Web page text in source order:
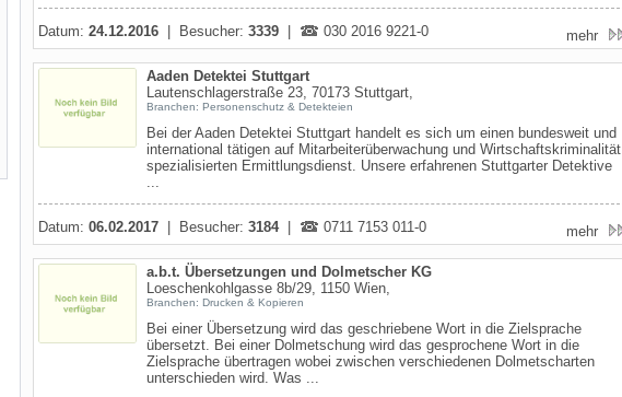
Datum: 24.12.2016 | Besucher: 3339 030 2016 9221-0 mehr
Aaden Detektei Stuttgart
Lautenschlagerstraße 23, 70173 Stuttgart,
Branchen: Personenschutz & Detekteien
Bei der Aaden Detektei Stuttgart handelt es sich um einen bundesweit und
international tätigen auf Mitarbeiterüberwachung und Wirtschaftskriminalität
spezialisierten Ermittlungsdienst. Unsere erfahrenen Stuttgarter Detektive
...
Datum: 06.02.2017 | Besucher: 3184| 0711 7153 011-0 mehr
a.b.t. Übersetzungen und Dolmetscher KG
Loeschenkohlgasse 8b/29, 1150 Wien,
Branchen: Drucken & Kopieren
Bei einer Übersetzung wird das geschriebene Wort in die Zielsprache
übersetzt. Bei einer Dolmetschung wird das gesprochene Wort in die
Zielsprache übertragen wobei zwischen verschiedenen Dolmetscharten
unterschieden wird. Was ...